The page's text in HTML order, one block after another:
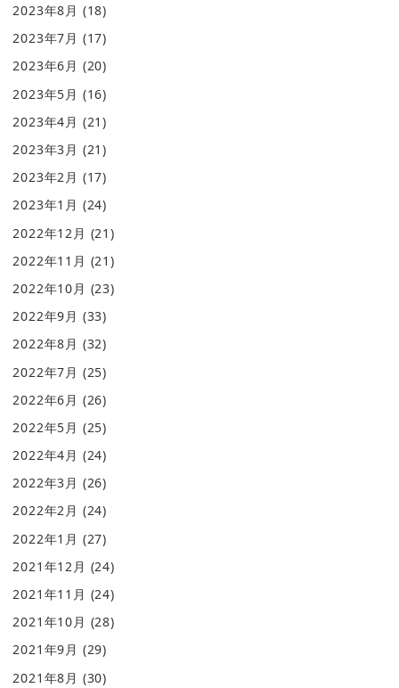
2023年8月 (18)
2023年7月 (17)
2023年6月 (20)
2023年5月 (16)
2023年4月 (21)
2023年3月 (21)
2023年2月 (17)
2023年1月 (24)
2022年12月 (21)
2022年11月 (21)
2022年10月 (23)
2022年9月 (33)
2022年8月 (32)
2022年7月 (25)
2022年6月 (26)
2022年5月 (25)
2022年4月 (24)
2022年3月 (26)
2022年2月 (24)
2022年1月 (27)
2021年12月 (24)
2021年11月 (24)
2021年10月 (28)
2021年9月 (29)
2021年8月 (30)